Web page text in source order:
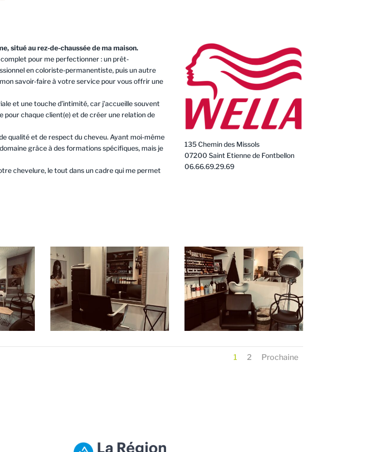
situé au rez-de-chaussée de ma maison.
complet pour me perfectionner : un prêt-
en coloriste-permanentiste, puis un autre
savoir-faire à votre service pour vous offrir une
et une touche d’intimité, car j’accueille souvent
pour chaque client(e) et de créer une relation de
qualité et de respect du cheveu. Ayant moi-même
grâce à des formations spécifiques, mais je
chevelure, le tout dans un cadre qui me permet
135 Chemin des Missols
07200 Saint Etienne de Fontbellon
06.66.69.29.69
1 2 Prochaine